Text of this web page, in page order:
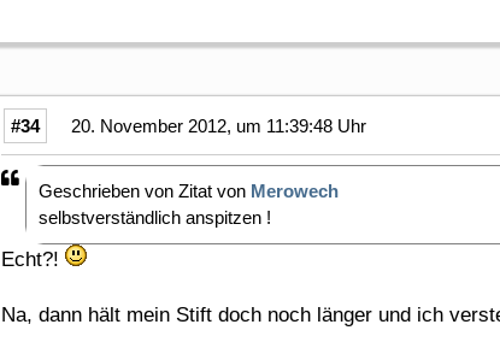
#34 20. November 2012, um 11:39:48 Uhr
Geschrieben von Zitat von Merowech
selbstverständlich anspitzen !
Echt?!
Na, dann hält mein Stift doch noch länger und ich